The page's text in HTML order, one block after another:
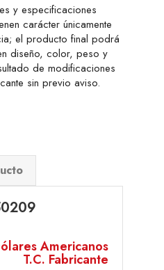
y especificaciones
carácter únicamente
el producto final podrá
diseño, color, peso y
de modificaciones
sin previo aviso.
Americanos
T.C. Fabricante